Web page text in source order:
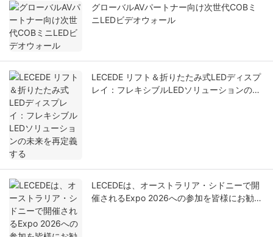
グローバルAVパートナー向け次世代COBミ
ニLEDビデオウォール
LECEDE リフト＆折りたたみ式LEDディスプ
レイ：フレキシブルLEDソリューションの未
LECEDEは、オーストラリア・シドニーで開
催されるExpo 2026への参加を皆様にお勧め